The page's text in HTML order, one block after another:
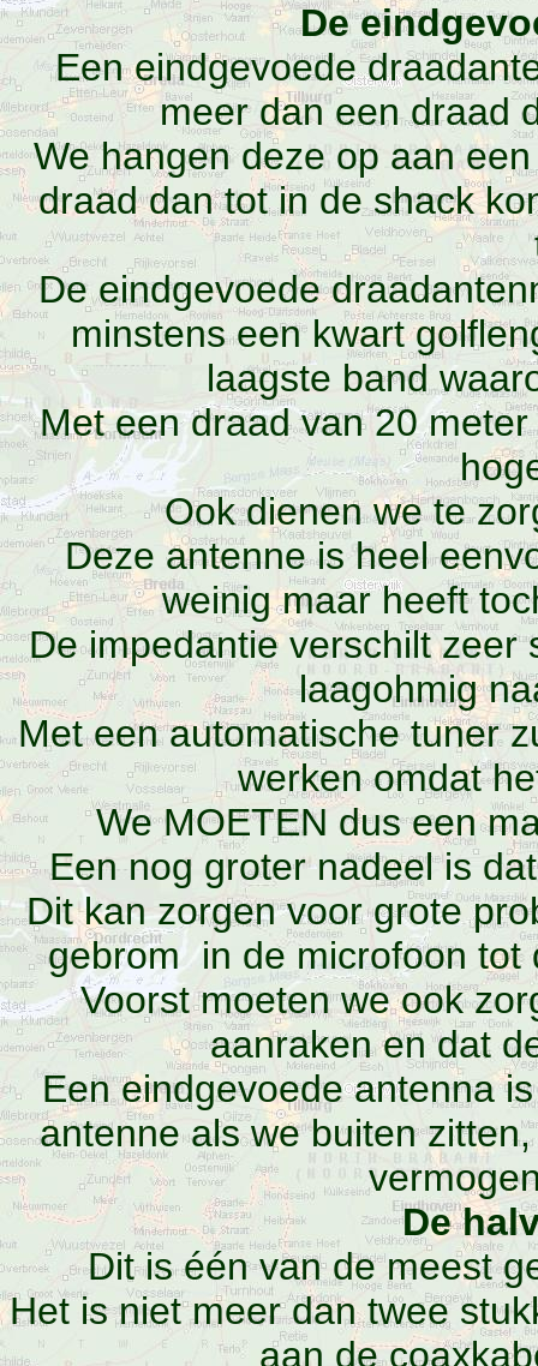
De
Een eindgevoede
meer dan een draad
We hangen deze op aan
draad dan tot in de shack
De eindgevoede
minstens een kwart
laagste band
Met een draad van 20
Ook dienen we te
Deze antenne is heel
weinig maar heeft
De impedantie verschilt zeer
laagohmig
Met een automatische tuner
werken omdat
We MOETEN dus een
Een nog groter nadeel is
Dit kan zorgen voor grote
gebrom in de microfoon tot
Voorst moeten we ook
aanraken en dat
Een eindgevoede antenna
antenne als we buiten
De
Dit is één van de meest
Het is niet meer dan twee
aan de